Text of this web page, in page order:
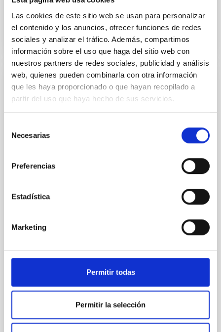
Las cookies de este sitio web se usan para personalizar
el contenido y los anuncios, ofrecer funciones de redes
sociales y analizar el tráfico. Además, compartimos
información sobre el uso que haga del sitio web con
nuestros partners de redes sociales, publicidad y análisis
web, quienes pueden combinarla con otra información
que les haya proporcionado o que hayan recopilado a
partir del uso que haya hecho de sus servicios.
Necesarias
Preferencias
Estadística
Marketing
Permitir todas
Permitir la selección
PRESS RELEASE
The IAC and the Gran Telescopio Canarias
participate in the discovery of a
supermassive black hole that is fading at
an extraordinarily rapid rate
researchers from the Instituto de Astrofísica de
supermassive black hole. Located about 10 billion
decades — an extraordinarily short interval on cosmic
collaborative observing framework linking Japan’s
Subaru Telescope with the GTC in Spain’s Canary
Islands at the Roque de los Muchachos Observatory,
Advertised on 03/25/2026 - 09:00:00